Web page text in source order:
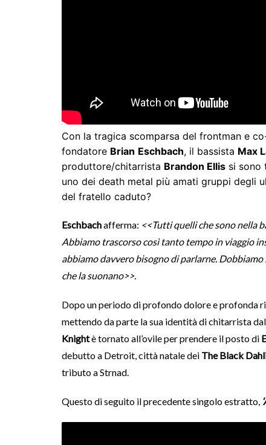
Con la tragica scomparsa del frontman e
fondatore Brian Eschbach, il bassista Max
produttore/chitarrista Brandon Ellis si sono
uno dei death metal più amati gruppi degli
del fratello caduto?
Eschbachafferma: <<Tutti quelli che sono nella
Abbiamo trascorso così tanto tempo in viaggio
abbiamo davvero bisogno di parlarne.
che la suonano>>.
Dopo un periodo di profondo dolore e profonda
mettendo da parte la sua identità di chitarrista
Knightè tornato all’ovile per prendere il posto di
debutto a Detroit, città natale dei The Black
tributo a Strnad.
Questo di seguito il precedente singolo estratto,